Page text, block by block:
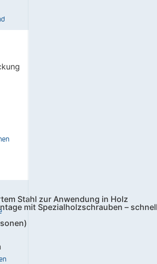
Stahl zur Anwendung in Holz
mit Spezialholzschrauben – schnell